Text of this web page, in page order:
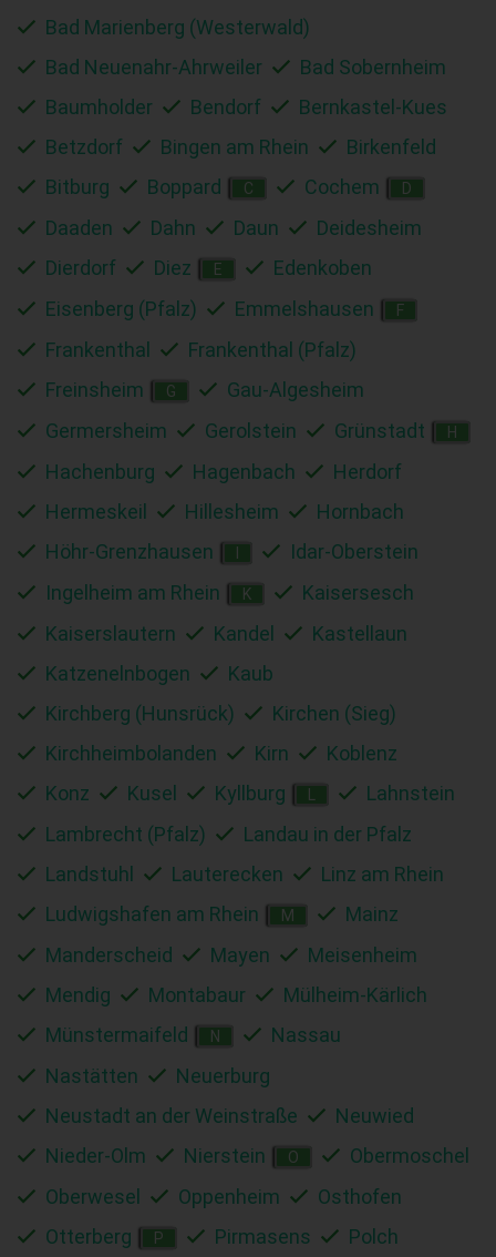
Bad Marienberg (Westerwald)
Bad Neuenahr-Ahrweiler
Bad Sobernheim
Baumholder
Bendorf
Bernkastel-Kues
Betzdorf
Bingen am Rhein
Birkenfeld
Bitburg
Boppard C Cochem D
Daaden Dahn Daun
Deidesheim
Dierdorf
Diez E
Edenkoben
Eisenberg (Pfalz)
Emmelshausen F
Frankenthal
Frankenthal (Pfalz)
Freinsheim
G
Gau-Algesheim
Germersheim
Gerolstein Grünstadt H
Hachenburg Hagenbach
Herdorf
Hermeskeil
Hillesheim
Hornbach
Höhr-Grenzhausen
Idar-Oberstein
Ingelheim am Rhein
K
Kaisersesch
Kaiserslautern
Kandel
Kastellaun
Katzenelnbogen
Kaub
Kirchberg (Hunsrück)
Kirchen (Sieg)
Kirchheimbolanden
Kirn
Koblenz
Konz
Kusel Kyllburg
Lahnstein
Lambrecht (Pfalz)
Landau in der Pfalz
Landstuhl
Lauterecken
Linz am Rhein
Ludwigshafen am Rhein
M
Mainz
Manderscheid
Mayen
Meisenheim
Mendig
Montabaur
Mülheim-Kärlich
Münstermaifeld
N
Nassau
Nastätten
Neuerburg
Neustadt an der Weinstraße
Neuwied
Nieder-Olm
Nierstein O
Obermoschel
Oberwesel
Oppenheim
Osthofen
Otterberg
P Pirmasens Polch